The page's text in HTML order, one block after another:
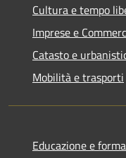
Cultura e tempo
Imprese e
Catasto e
Mobilità e trasporti
Educazione e